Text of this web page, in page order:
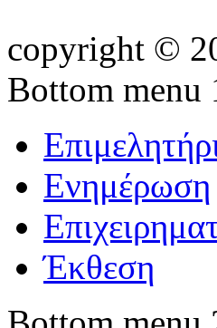
copyright ©
Bottom menu
Ενημέρωση
Έκθεση